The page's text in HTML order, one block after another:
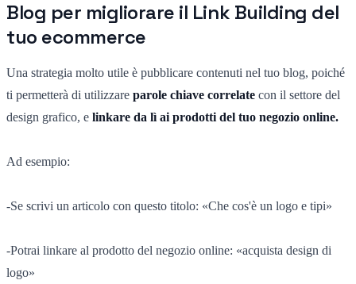
Blog per migliorare il Link Building del
tuo ecommerce
Una strategia molto utile è pubblicare contenuti nel tuo blog, poiché
ti permetterà di utilizzare parole chiave correlate con il settore del
design grafico, e linkare da lì ai prodotti del tuo negozio online.
Ad esempio:
-Se scrivi un articolo con questo titolo: «Che cos'è un logo e tipi»
-Potrai linkare al prodotto del negozio online: «acquista design di
logo»